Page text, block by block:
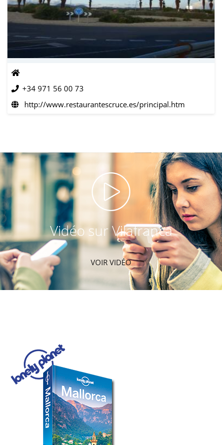
+34 971 56 00 73
http://www.restaurantescruce.es/principal.htm
Vidéo sur Vilafranca
VOIR VIDÉO